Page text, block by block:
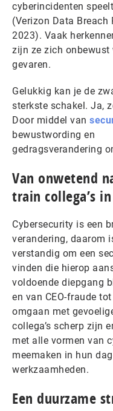
cyberincidenten
(Verizon Data Breach
2023). Vaak
zijn ze zich onbewust
gevaren.
Gelukkig kan je de
sterkste schakel. Ja,
Door middel van
bewustwording en
gedragsverandering
Van onwetend
train collega’s
Cybersecurity is een
verandering, daarom
verstandig om een
vinden die hierop
voldoende diepgang
en van CEO-fraude
omgaan met
collega’s scherp zijn
met alle vormen van
meemaken in hun
werkzaamheden.
Een duurzame